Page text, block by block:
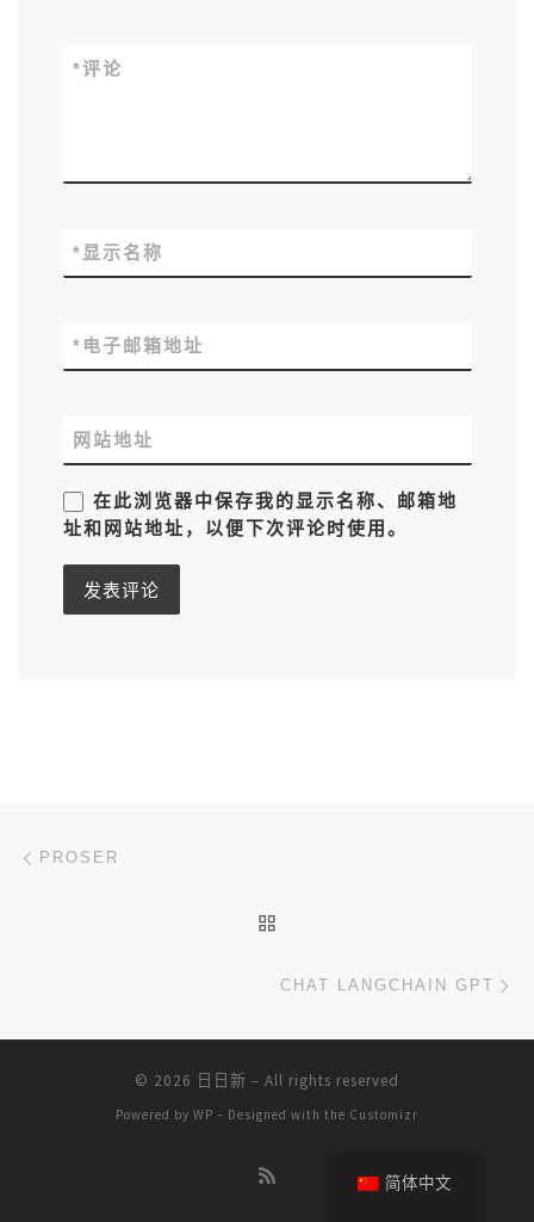
评论
*
显示名称
*
电子邮箱地址
*
网站地址
在此浏览器中保存我的显示名称、邮箱地
址和网站地址，以便下次评论时使用。
文章导航
PROSER
CHAT LANGCHAIN GPT
© 2026 日日新 – All rights reserved
Powered by WP – Designed with the Customizr
简体中文